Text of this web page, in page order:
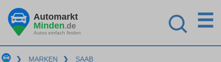
Automarkt
Minden.de
Autos einfach finden
☰
❯ MARKEN ❯ SAAB